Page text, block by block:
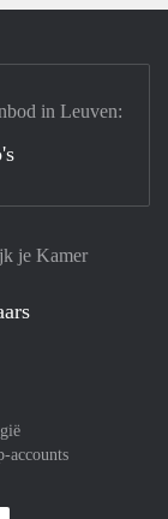
je Kamer
accounts
in Leuven: